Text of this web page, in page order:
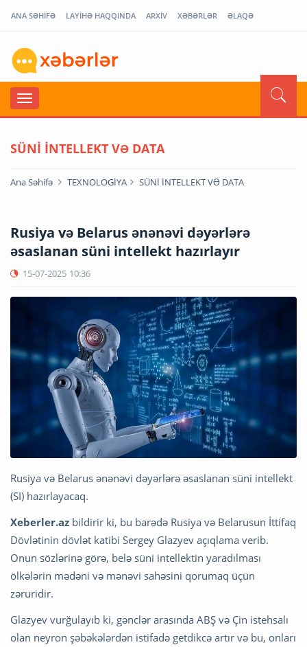
ANA SƏHİFƏ LAYİHƏ HAQQINDA ARXİV XƏBƏRLƏR ƏLAQƏ
SÜNİ İNTELLEKT VƏ DATA
Ana Səhifə TEXNOLOGİYA SÜNİ İNTELLEKT VƏ DATA
Rusiya və Belarus ənənəvi dəyərlərə
əsaslanan süni intellekt hazırlayır
15-07-2025 10:36
Rusiya və Belarus ənənəvi dəyərlərə əsaslanan süni intellekt
(SI) hazırlayacaq.
Xeberler.az bildirir ki, bu barədə Rusiya və Belarusun İttifaq
Dövlətinin dövlət katibi Sergey Glazyev açıqlama verib.
Onun sözlərinə görə, belə süni intellektin yaradılması
ölkələrin mədəni və mənəvi sahəsini qorumaq üçün
zəruridir.
Glazyev vurğulayıb ki, gənclər arasında ABŞ və Çin istehsalı
olan neyron şəbəkələrdən istifadə getdikcə artır və bu, onları